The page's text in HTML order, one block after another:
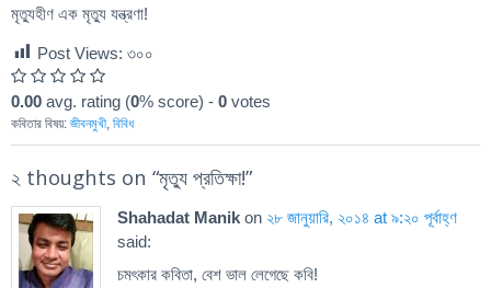
মৃত্যুহীণ এক মৃত্যু যন্ত্রণা!
Post Views: ৩০০
0.00 avg. rating (0% score) - 0 votes
কবিতার বিষয়: জীবনমুখী বিবিধ
২ thoughts on “মৃত্যু প্রতিক্ষা!”
Shahadat Manik on ২৮ জানুয়ারি, ২০১৪ at ৯:২০ পূর্বাহ্ণ
said:
চমৎকার কবিতা, বেশ ভাল লেগেছে কবি!